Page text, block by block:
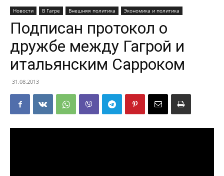
Гагрского
района
Новости В Гагре Внешняя политика Экономика и политика
Подписан протокол о
дружбе между Гагрой и
итальянским Сарроком
31.08.2013